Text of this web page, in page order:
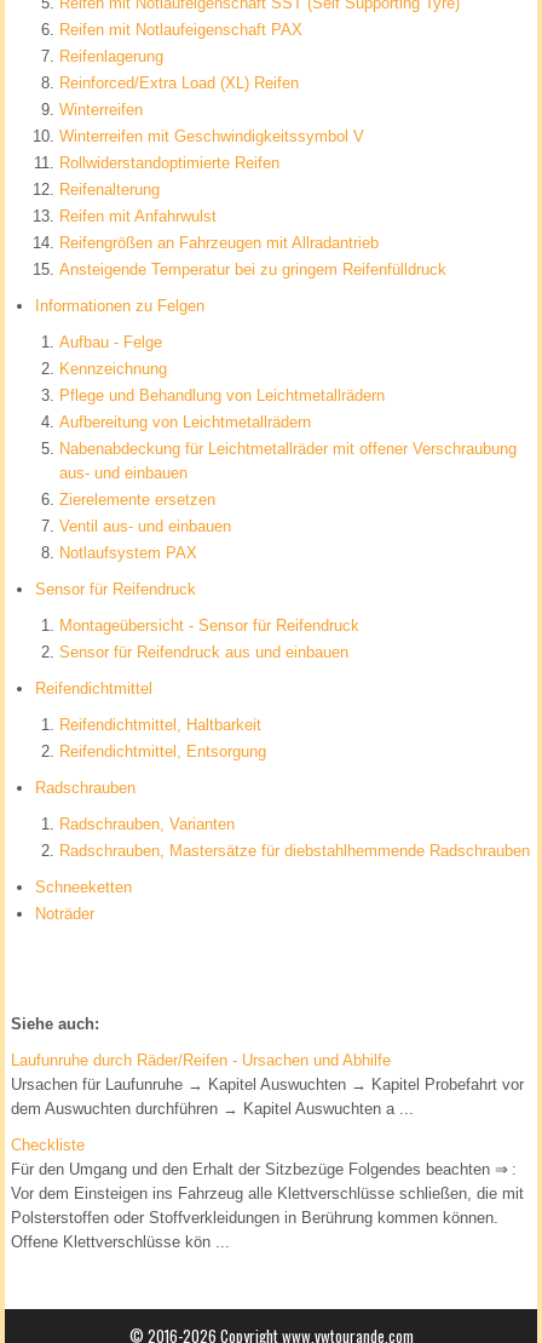
Reifen mit Notlaufeigenschaft PAX
Reifenlagerung
Reinforced/Extra Load (XL) Reifen
Winterreifen
Winterreifen mit Geschwindigkeitssymbol V
Rollwiderstandoptimierte Reifen
Reifenalterung
Reifen mit Anfahrwulst
Reifengrößen an Fahrzeugen mit Allradantrieb
Ansteigende Temperatur bei zu gringem Reifenfülldruck
Informationen zu Felgen
Aufbau - Felge
Kennzeichnung
Pflege und Behandlung von Leichtmetallrädern
Aufbereitung von Leichtmetallrädern
Nabenabdeckung für Leichtmetallräder mit offener Verschraubung
aus- und einbauen
Zierelemente ersetzen
Ventil aus- und einbauen
Notlaufsystem PAX
Sensor für Reifendruck
Montageübersicht - Sensor für Reifendruck
Sensor für Reifendruck aus und einbauen
Reifendichtmittel
Reifendichtmittel, Haltbarkeit
Reifendichtmittel, Entsorgung
Radschrauben
Radschrauben, Varianten
Radschrauben, Mastersätze für diebstahlhemmende Radschrauben
Schneeketten
Noträder
Siehe auch:
Laufunruhe durch Räder/Reifen - Ursachen und Abhilfe
Ursachen für Laufunruhe → Kapitel Auswuchten → Kapitel Probefahrt vor
dem Auswuchten durchführen → Kapitel Auswuchten a ...
Checkliste
Für den Umgang und den Erhalt der Sitzbezüge Folgendes beachten ⇒ :
Vor dem Einsteigen ins Fahrzeug alle Klettverschlüsse schließen, die mit
Polsterstoffen oder Stoffverkleidungen in Berührung kommen können.
Offene Klettverschlüsse kön ...
© 2016-2026 Copyright www.vwtourande.com